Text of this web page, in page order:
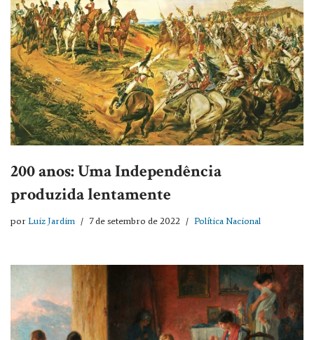
200 anos: Uma Independência
produzida lentamente
porLuiz Jardim 7 de setembro de 2022 Política Nacional